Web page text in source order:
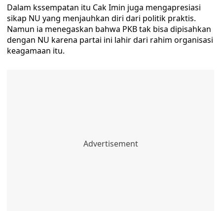
Dalam kssempatan itu Cak Imin juga mengapresiasi
sikap NU yang menjauhkan diri dari politik praktis.
Namun ia menegaskan bahwa PKB tak bisa dipisahkan
dengan NU karena partai ini lahir dari rahim organisasi
keagamaan itu.